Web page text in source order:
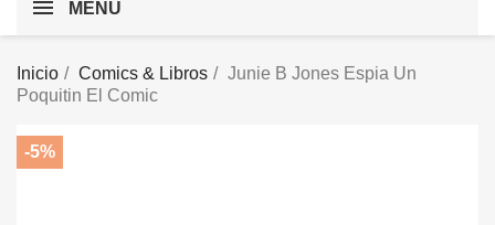
MENÚ
Inicio Comics & Libros
Junie B Jones Espia Un
Poquitin El Comic
-5%